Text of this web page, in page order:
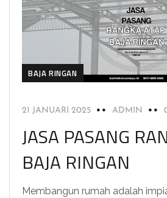
BAJA RINGAN
21 JANUARI 2025 ADMIN
JASA PASANG
BAJA RINGAN
Membangun rumah adalah